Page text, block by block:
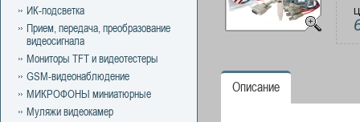
Описание
ИК-подсветка
Прием, передача, преобразование
видеосигнала
Мониторы TFT и видеотестеры
GSM-видеонаблюдение
МИКРОФОНЫ миниатюрные
Муляжи видеокамер